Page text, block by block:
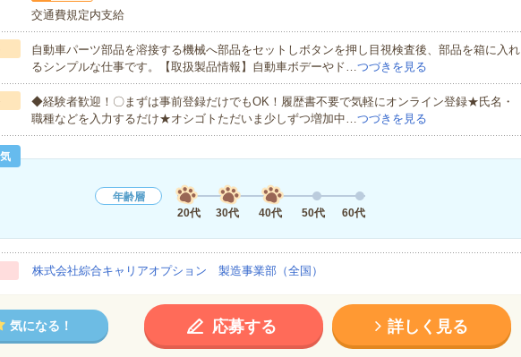
交通費規定内支給
自動車パーツ部品を溶接する機械へ部品をセットしボタンを押し目視検査後、部品を箱に入れ
るシンプルな仕事です。【取扱製品情報】自動車ボデーやド…つづきを見る
◆経験者歓迎！〇まずは事前登録だけでもOK！履歴書不要で気軽にオンライン登録★氏名・
職種などを入力するだけ★オシゴトただいま少しずつ増加中…つづきを見る
年齢層
20代
30代 40代 50代 60代
株式会社綜合キャリアオプション 製造事業部（全国）
気になる！ 応募する 詳しく見る